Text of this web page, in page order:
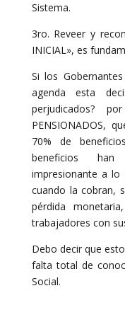
Sistema.
3ro. Reveer y
INICIAL», es
Si los
agenda esta
perjudicados?
PENSIONADOS,
70% de
beneficios
impresionante a lo
cuando la cobran,
pérdida
trabajadores con
Debo decir que
falta total de
Social.